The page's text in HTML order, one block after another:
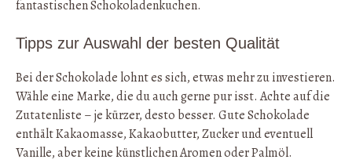
fantastischen Schokoladenkuchen.
Tipps zur Auswahl der besten Qualität
Bei der Schokolade lohnt es sich, etwas mehr zu investieren.
Wähle eine Marke, die du auch gerne pur isst. Achte auf die
Zutatenliste – je kürzer, desto besser. Gute Schokolade
enthält Kakaomasse, Kakaobutter, Zucker und eventuell
Vanille, aber keine künstlichen Aromen oder Palmöl.